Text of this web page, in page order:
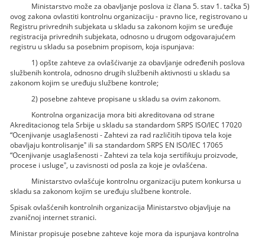
Ministarstvo može za obavljanje poslova iz člana 5. stav 1. tačka 5)
ovog zakona ovlastiti kontrolnu organizaciju - pravno lice, registrovano u
Registru privrednih subjekata u skladu sa zakonom kojim se uređuje
registracija privrednih subjekata, odnosno u drugom odgovarajućem
registru u skladu sa posebnim propisom, koja ispunjava:
1) opšte zahteve za ovlašćivanje za obavljanje određenih poslova
službenih kontrola, odnosno drugih službenih aktivnosti u skladu sa
zakonom kojim se uređuju službene kontrole;
2) posebne zahteve propisane u skladu sa ovim zakonom.
Kontrolna organizacija mora biti akreditovana od strane
Akreditacionog tela Srbije u skladu sa standardom SRPS ISO/IEC 17020
“Ocenjivanje usaglašenosti - Zahtevi za rad različitih tipova tela koje
obavljaju kontrolisanjeˮ ili sa standardom SRPS EN ISO/IEC 17065
“Ocenjivanje usaglašenosti - Zahtevi za tela koja sertifikuju proizvode,
procese i uslugeˮ, u zavisnosti od posla za koje je ovlašćena.
Ministarstvo ovlašćuje kontrolnu organizaciju putem konkursa u
skladu sa zakonom kojim se uređuju službene kontrole.
Spisak ovlašćenih kontrolnih organizacija Ministarstvo objavljuje na
zvaničnoj internet stranici.
Ministar propisuje posebne zahteve koje mora da ispunjava kontrolna